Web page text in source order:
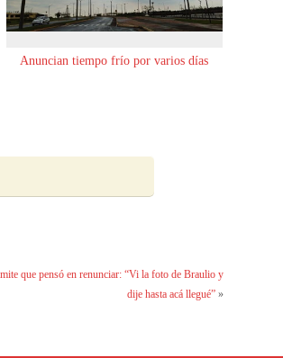
Anuncian tiempo frío por varios días
que pensó en renunciar: “Vi la foto de Braulio y
dije hasta acá llegué”»